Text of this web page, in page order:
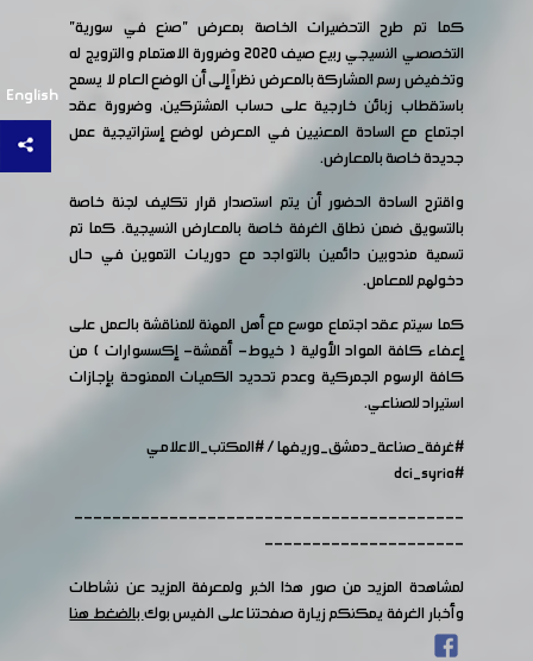
English
كما تم طرح التحضيرات الخاصة بمعرض "صنع في سورية"
التخصصي النسيجي ربيع صيف 2020 وضرورة الاهتمام والترويج له
وتخفيض رسم المشاركة بالمعرض نظراً إلى أن الوضع العام لا يسمح
باستقطاب زبائن خارجية على حساب المشتركين، وضرورة عقد
اجتماع مع السادة المعنيين في المعرض لوضع إستراتيجية عمل
جديدة خاصة بالمعارض.
واقترح السادة الحضور أن يتم استصدار قرار تكليف لجنة خاصة
بالتسويق ضمن نطاق الغرفة خاصة بالمعارض النسيجية. كما تم
تسمية مندوبين دائمين بالتواجد مع دوريات التموين في حال
دخولهم للمعامل.
كما سيتم عقد اجتماع موسع مع أهل المهنة للمناقشة بالعمل على
إعفاء كافة المواد الأولية ( خيوط- أقمشة- إكسسوارات ) من
كافة الرسوم الجمركية وعدم تحديد الكميات الممنوحة بإجازات
استيراد للصناعي.
#غرفة_صناعة_دمشق_وريفها/#المكتب_الاعلامي
#dci_syria
-----------------------------------------
---------------------
لمشاهدة المزيد من صور هذا الخبر ولمعرفة المزيد عن نشاطات
وأخبار الغرفة يمكنكم زيارة صفحتنا على الفيس بوكبالضغط هنا